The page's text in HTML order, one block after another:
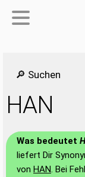
🔎 Suchen
HAN
Was bedeutet
liefert Dir
von HAN. Bei